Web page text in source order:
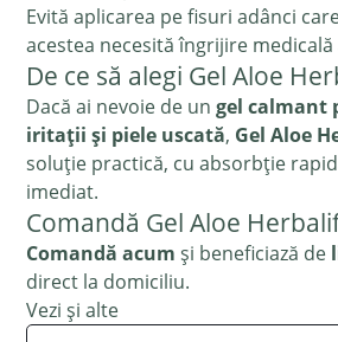
Evită aplicarea pe fisuri adânci
acestea necesită îngrijire medicală
De ce să alegi Gel Aloe
Dacă ai nevoie de ungel calmant
iritații și piele uscată, Gel Aloe
soluție practică, cu absorbție
imediat.
Comandă Gel Aloe
Comandă acum și beneficiază de
direct la domiciliu.
Vezi și alte